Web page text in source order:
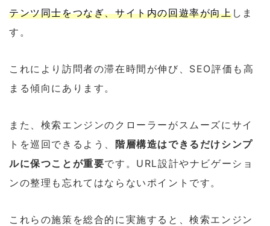
テンツ同士をつなぎ、サイト内の回遊率が向上しま
す。
これにより訪問者の滞在時間が伸び、SEO評価も高
まる傾向にあります。
また、検索エンジンのクローラーがスムーズにサイ
トを巡回できるよう、 階層構造はできるだけシンプ
ルに保つことが重要です。URL設計やナビゲーショ
ンの整理も忘れてはならないポイントです。
これらの施策を総合的に実施すると、検索エンジン